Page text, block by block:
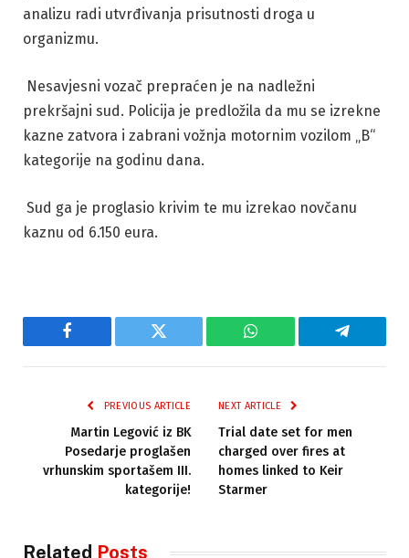
analizu radi utvrđivanja prisutnosti droga u
organizmu.
Nesavjesni vozač prepraćen je na nadležni
prekršajni sud. Policija je predložila da mu se izrekne
kazne zatvora i zabrani vožnja motornim vozilom „B“
kategorije na godinu dana.
Sud ga je proglasio krivim te mu izrekao novčanu
kaznu od 6.150 eura.
Facebook Twitter WhatsApp Telegram
PREVIOUS ARTICLE
Martin Legović iz BK
Posedarje proglašen
vrhunskim sportašem III.
kategorije!
NEXT ARTICLE
Trial date set for men
charged over fires at
homes linked to Keir
Starmer
Related Posts